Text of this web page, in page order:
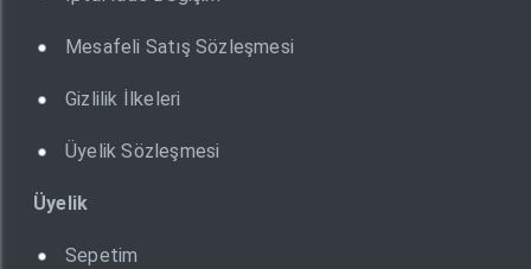
Mesafeli Satış Sözleşmesi
Gizlilik İlkeleri
Üyelik Sözleşmesi
Üyelik
Sepetim